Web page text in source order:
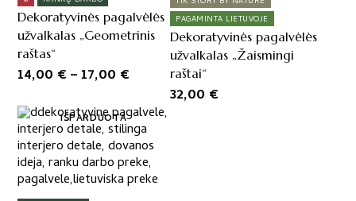
Dekoratyvinės pagalvėlės
užvalkalas „Geometrinis
raštas“
14,00 € –17,00 €
14,00 €
through
17,00 €
IŠPARDUOTA
variants.
The
options
may
be
on
the
product
page
PAGAMINTA LIETUVOJE
Dekoratyvinės pagalvėlės
užvalkalas „Žaismingi
raštai“
32,00 €
variants.
The
options
may
be
chosen
This
product
has
multiple
variants.